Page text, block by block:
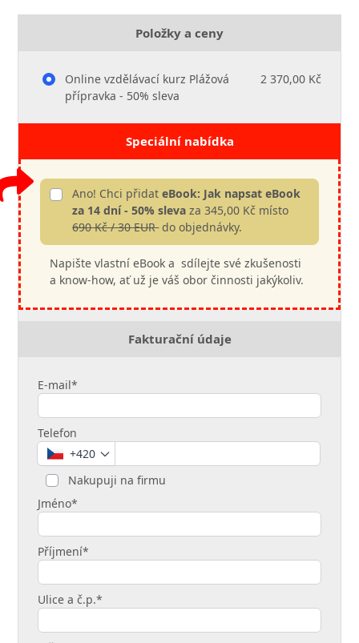
Položky a ceny
Online vzdělávací kurz Plážová
přípravka - 50% sleva
2 370,00 Kč
Speciální nabídka
Ano! Chci přidateBook: Jak napsat eBook
za 14 dní - 50% sleva za 345,00 Kč místo
690 Kč / 30 EURdo objednávky.
Napište vlastní eBook a sdílejte své zkušenosti
a know-how, ať už je váš obor činnosti jakýkoliv.
Fakturační údaje
E-mail*
Telefon
+420
Nakupuji na firmu
Jméno*
Příjmení*
Ulice a č.p.*